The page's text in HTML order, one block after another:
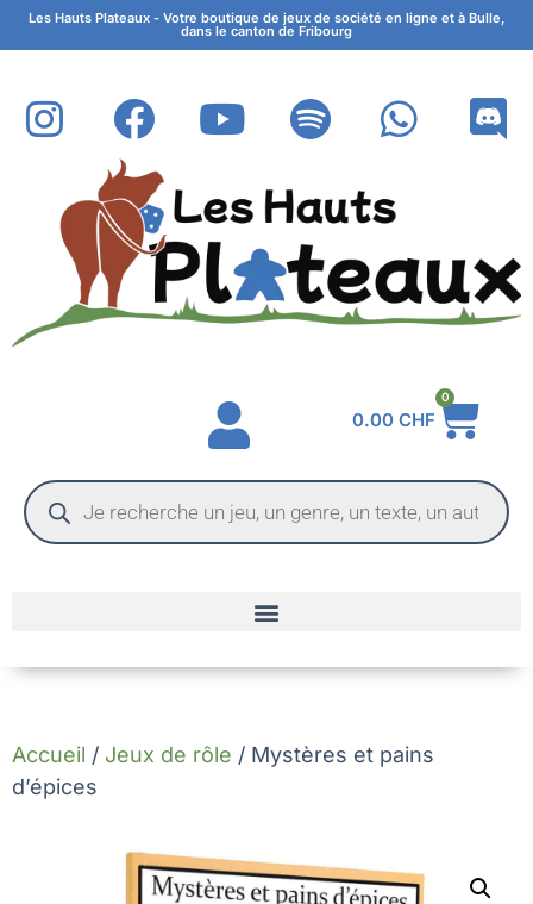
Les Hauts Plateaux - Votre boutique de jeux de société en ligne et à Bulle,
dans le canton de Fribourg
0.00 CHF
0
Accueil / Jeux de rôle / Mystères et pains
d’épices